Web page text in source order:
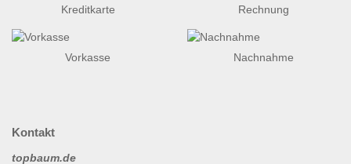
Kreditkarte Rechnung
Vorkasse Nachnahme
Kontakt
topbaum.de